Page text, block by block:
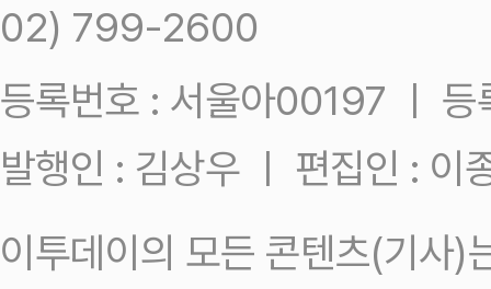
02) 799-2600
등록번호 : 서울아00197 ㅣ
발행인 : 김상우 ㅣ 편집인 : 이
이투데이의 모든 콘텐츠(기사)